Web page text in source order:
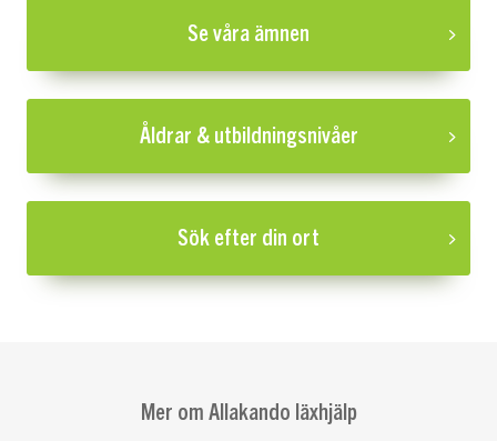
Se våra ämnen
Åldrar & utbildningsnivåer
Sök efter din ort
Mer om Allakando läxhjälp